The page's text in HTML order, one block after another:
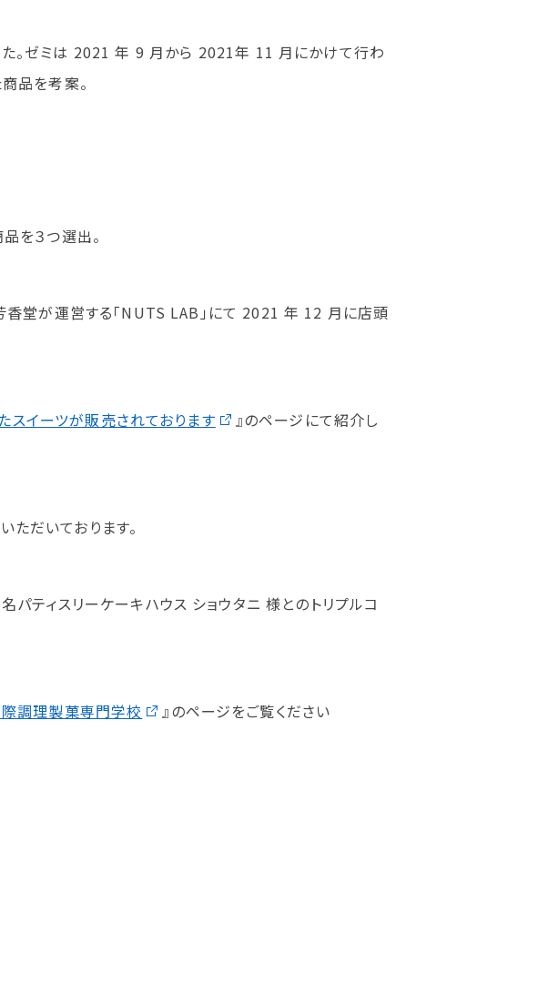
。ゼミは 2021 年 9 月から 2021年 11 月にかけて行わ
品を考案。
を３つ選出。
堂が運営する「NUTS LAB」にて 2021 年 12 月に店頭
スイーツが販売されております
』のページにて紹介し
だいております。
ティスリーケーキハウス ショウタニ 様とのトリプルコ
調理製菓専門学校 』のページをご覧ください